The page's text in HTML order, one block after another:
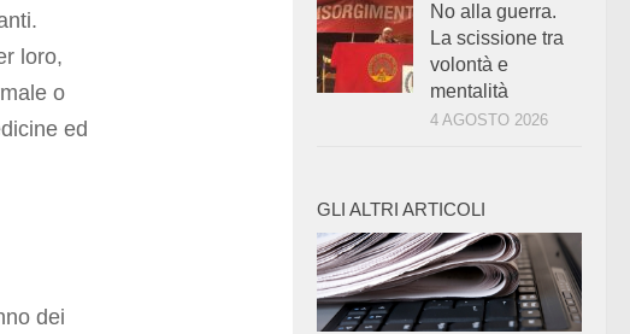
loro,
o
ed
dei
No alla guerra.
La scissione tra
volontà e
mentalità
4 AGOSTO 2026
GLI ALTRI ARTICOLI